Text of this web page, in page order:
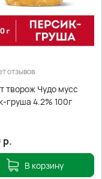
отзывов
творож Чудо мусс
груша 4.2% 100г
р.
В корзину